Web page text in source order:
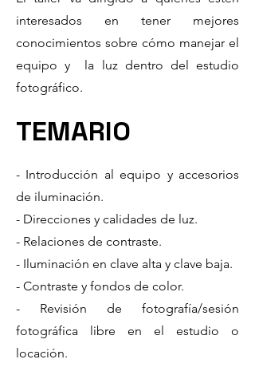
interesados en tener mejores
conocimientos sobre cómo manejar el
equipo y la luz dentro del estudio
fotográfico.
TEMARIO
- Introducción al equipo y accesorios
de iluminación.
- Direcciones y calidades de luz.
- Relaciones de contraste.
- Iluminación en clave alta y clave baja.
- Contraste y fondos de color.
- Revisión de fotografía/sesión
fotográfica libre en el estudio o
locación.